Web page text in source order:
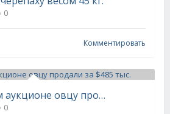
0
Комментировать
На шотландском аукционе овцу продали за $485 тыс.
0